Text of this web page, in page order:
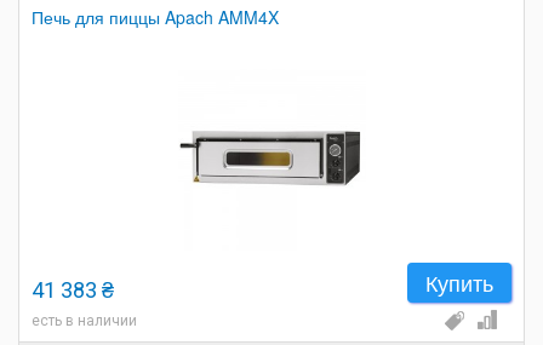
Печь для пиццы Apach AMM4X
Купить
41 383 ₴
есть в наличии